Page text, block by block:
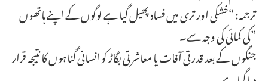
ترجمہ: “خشکی اور تری میں فساد پھیل گیا ہے لوگوں کے اپنے ہاتھوں
کی کمائی کی وجہ سے۔”
جنگوں کے بعد قدرتی آفات یا معاشرتی بگاڑ کو انسانی گناہوں کا نتیجہ قرار